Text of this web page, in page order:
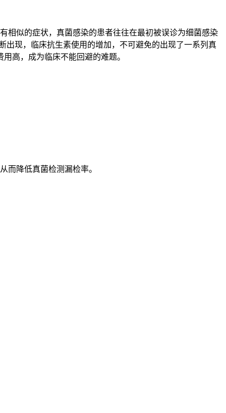
相似的症状，真菌感染的患者往往在最初被误诊为细菌感染
出现，临床抗生素使用的增加，不可避免的出现了一系列真
高，成为临床不能回避的难题。
而降低真菌检测漏检率。